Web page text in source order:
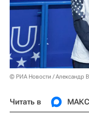
© РИА Новости / Александр
Читать в МАКС